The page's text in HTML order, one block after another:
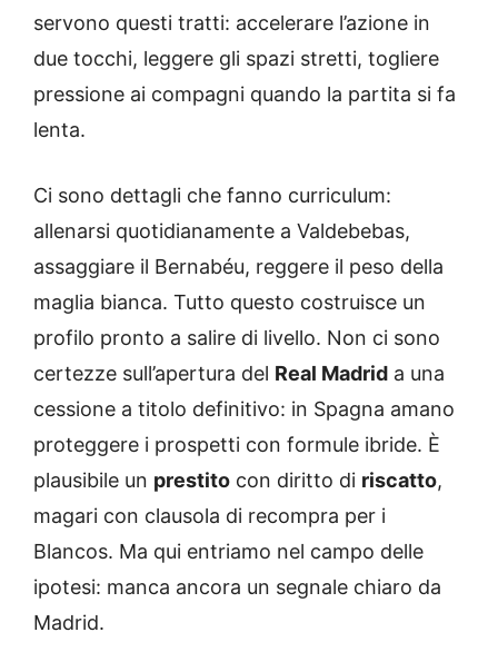
servono questi tratti: accelerare l’azione in
due tocchi, leggere gli spazi stretti, togliere
pressione ai compagni quando la partita si fa
lenta.
Ci sono dettagli che fanno curriculum:
allenarsi quotidianamente a Valdebebas,
assaggiare il Bernabéu, reggere il peso della
maglia bianca. Tutto questo costruisce un
profilo pronto a salire di livello. Non ci sono
certezze sull’apertura del Real Madrid a una
cessione a titolo definitivo: in Spagna amano
proteggere i prospetti con formule ibride. È
plausibile un prestito con diritto di riscatto,
magari con clausola di recompra per i
Blancos. Ma qui entriamo nel campo delle
ipotesi: manca ancora un segnale chiaro da
Madrid.